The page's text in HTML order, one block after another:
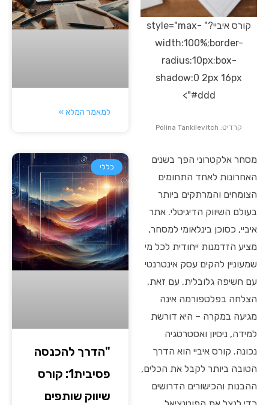
קורס איביי?" style="max-
width:100%;border-
radius:10px;box-
shadow:0 2px 16px
#ddd">
קרדיט: Polina Tankilevitch
מסחר אלקטרוני הפך בשנים
האחרונות לאחד התחומים
הצומחים והמרתקים ביותר
בעולם השיווק הדיגיטלי. אתר
איביי, כסוכן בינלאומי למסחר,
מציע הזדמנות ייחודית לכל מי
שמעוניין להקים עסק אינטרנטי
עם חשיפה גלובלית. עם זאת,
הצלחה בפלטפורמה אינה
מגיעה במקרה – היא דורשת
למידה, ניסיון ואסטרטגיה
נכונה. קורס איביי הוא הדרך
הטובה ביותר לקבל את הכלים,
ההבנות והכישורים הדרושים
למאמר המלא »
כללי
"הדרך להכנסה
פסיבית1: קורס
שיווק שותפים